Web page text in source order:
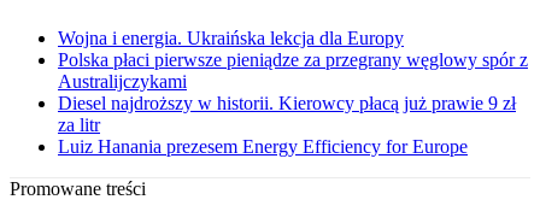
Wojna i energia. Ukraińska lekcja dla Europy
Polska płaci pierwsze pieniądze za przegrany węglowy spór z
Australijczykami
Diesel najdroższy w historii. Kierowcy płacą już prawie 9 zł
za litr
Luiz Hanania prezesem Energy Efficiency for Europe
Promowane treści